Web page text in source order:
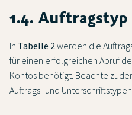
1.4. Auftragstyp
In Tabelle 2werden die
für einen erfolgreichen Abruf
Kontos benötigt. Beachte
Auftrags- und